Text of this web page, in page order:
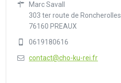
Marc Savall
303 ter route de Roncherolles
76160 PREAUX
0619180616
contact@cho-ku-rei.fr